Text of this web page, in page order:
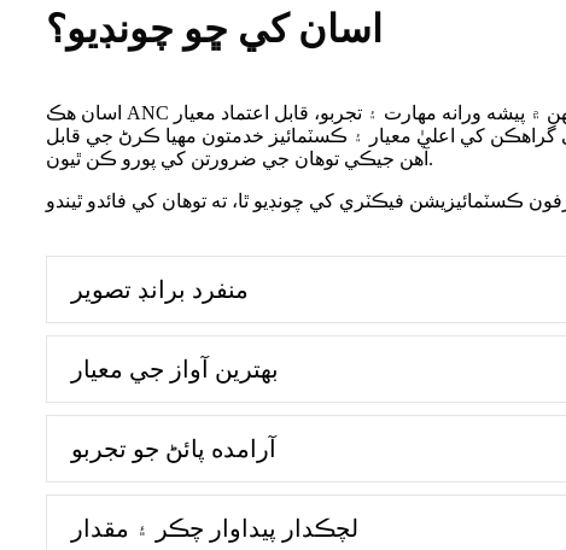
اسان کي ڇو چونڊيو؟
اسان هڪ ANC بلوٽوٿ ائربڊس ڪسٽمائيزيشن فيڪٽري آهيون جنهن ۾ پيشه ورانه مهارت ۽ تجربو، قابل اعتماد معيار
گراهڪن کي اعليٰ معيار ۽ ڪسٽمائيز خدمتون مهيا ڪرڻ جي قابل
آهن جيڪي توهان جي ضرورتن کي پورو ڪن ٿيون.
منفرد برانڊ تصوير
بهترين آواز جي معيار
آرامده پائڻ جو تجربو
لچڪدار پيداوار چڪر ۽ مقدار